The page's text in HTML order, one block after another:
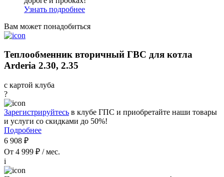
Узнать подробнее
Вам может понадобиться
Теплообменник вторичный ГВС для котла
Arderia 2.30, 2.35
с картой клуба
?
Зарегистрируйтесь в клубе ГПС и приобретайте наши товары
и услуги со скидками до 50%!
Подробнее
6 908 ₽
От 4 999 ₽ / мес.
i